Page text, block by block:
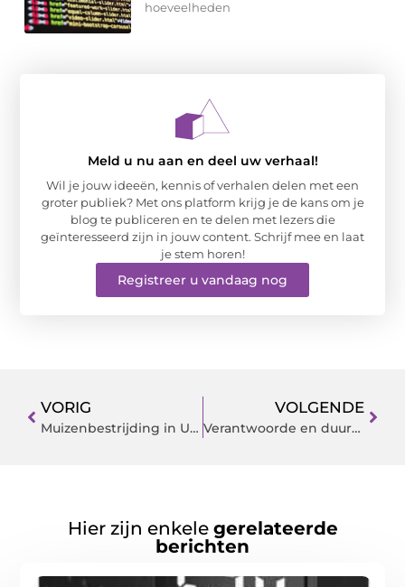
hoeveelheden
Meld u nu aan en deel uw verhaal!
Wil je jouw ideeën, kennis of verhalen delen met een
groter publiek? Met ons platform krijg je de kans om je
blog te publiceren en te delen met lezers die
geïnteresseerd zijn in jouw content. Schrijf mee en laat
je stem horen!
Registreer u vandaag nog
VORIG
Muizenbestrijding in Utrecht zeer populair
VOLGENDE
Verantwoorde en duurzaam laminaat goedkoop aanschaffen
Hier zijn enkele gerelateerde
berichten